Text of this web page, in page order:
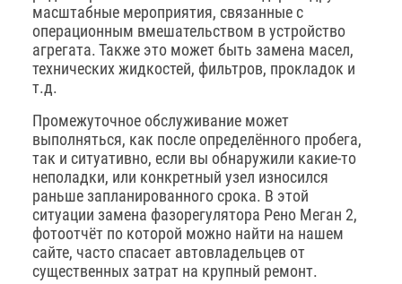
масштабные мероприятия, связанные с
операционным вмешательством в устройство
агрегата. Также это может быть замена масел,
технических жидкостей, фильтров, прокладок и
т.д.
Промежуточное обслуживание может
выполняться, как после определённого пробега,
так и ситуативно, если вы обнаружили какие-то
неполадки, или конкретный узел износился
раньше запланированного срока. В этой
ситуации замена фазорегулятора Рено Меган 2,
фотоотчёт по которой можно найти на нашем
сайте, часто спасает автовладельцев от
существенных затрат на крупный ремонт.